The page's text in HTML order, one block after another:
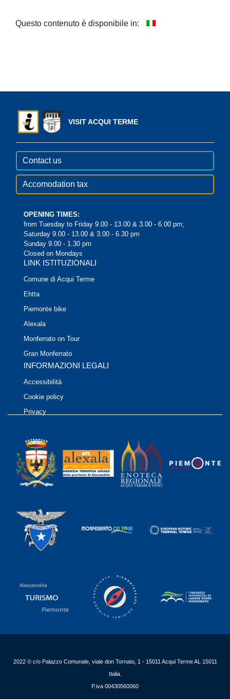
Questo contenuto è disponibile in:
VISIT ACQUI TERME
Contact us
Accomodation tax
OPENING TIMES:
from Tuesday to Friday 9.00 - 13.00 & 3.00 - 6.00 pm;
Saturday 9.00 - 13.00 & 3.00 - 6.30 pm
Sunday 9.00 - 1.30 pm
Closed on Mondays
LINK ISTITUZIONALI
Comune di Acqui Terme
Ehtta
Piemonte bike
Alexala
Monferrato on Tour
Gran Monferrato
INFORMAZIONI LEGALI
Accessibilità
Cookie policy
Privacy
2022 © c/o Palazzo Comunale, viale don Tornato, 1 - 15011 Acqui Terme AL 15011
Italia.
P.iva 00430560060